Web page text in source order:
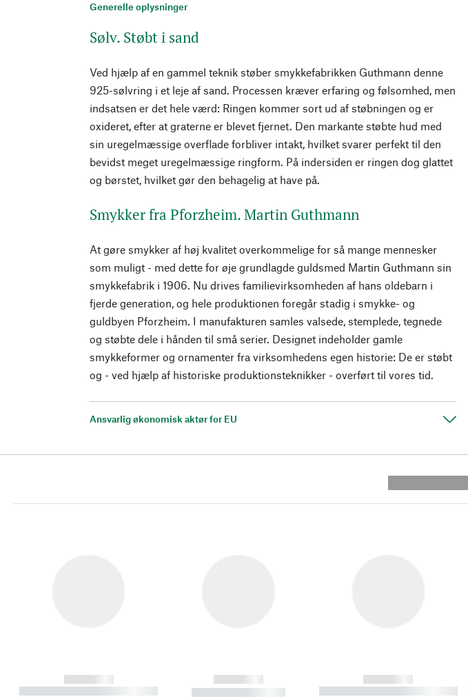
Generelle oplysninger
Sølv. Støbt i sand
Ved hjælp af en gammel teknik støber smykkefabrikken Guthmann denne
925-sølvring i et leje af sand. Processen kræver erfaring og følsomhed, men
indsatsen er det hele værd: Ringen kommer sort ud af støbningen og er
oxideret, efter at graterne er blevet fjernet. Den markante støbte hud med
sin uregelmæssige overflade forbliver intakt, hvilket svarer perfekt til den
bevidst meget uregelmæssige ringform. På indersiden er ringen dog glattet
og børstet, hvilket gør den behagelig at have på.
Smykker fra Pforzheim. Martin Guthmann
At gøre smykker af høj kvalitet overkommelige for så mange mennesker
som muligt - med dette for øje grundlagde guldsmed Martin Guthmann sin
smykkefabrik i 1906. Nu drives familievirksomheden af hans oldebarn i
fjerde generation, og hele produktionen foregår stadig i smykke- og
guldbyen Pforzheim. I manufakturen samles valsede, stemplede, tegnede
og støbte dele i hånden til små serier. Designet indeholder gamle
smykkeformer og ornamenter fra virksomhedens egen historie: De er støbt
og - ved hjælp af historiske produktionsteknikker - overført til vores tid.
Ansvarlig økonomisk aktør for EU
------------
----------- ----------- ----------
------------
----------- -----------
------------
----------- ----------- ----------